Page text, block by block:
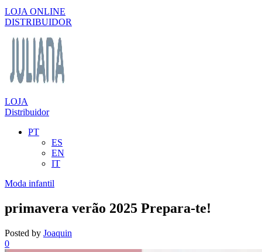
LOJA ONLINE
DISTRIBUIDOR
LOJA
Distribuidor
PT
ES
EN
IT
Moda infantil
primavera verão 2025 Prepara-te!
Posted by Joaquin
0